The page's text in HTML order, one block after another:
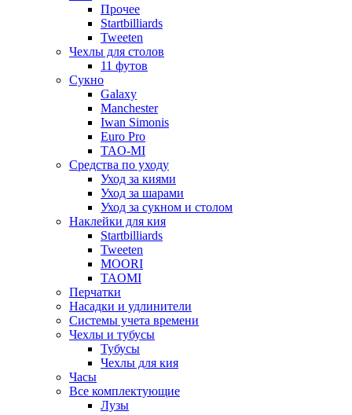
Прочее
Startbilliards
Tweeten
Чехлы для столов
11 футов
Сукно
Galaxy
Manchester
Iwan Simonis
Euro Pro
TAO-MI
Средства по уходу
Уход за киями
Уход за шарами
Уход за сукном и столом
Наклейки для кия
Startbilliards
Tweeten
MOORI
TAOMI
Перчатки
Насадки и удлинители
Системы учета времени
Чехлы и тубусы
Тубусы
Чехлы для кия
Часы
Все комплектующие
Лузы